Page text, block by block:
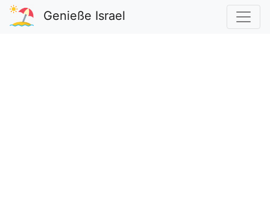
Genieße Israel